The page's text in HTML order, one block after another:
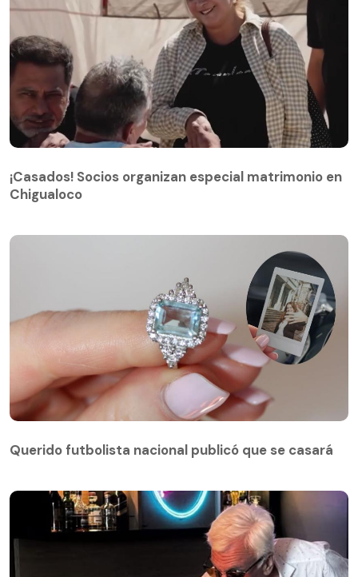
Chigualoco
¡Casados! Socios organizan especial matrimonio en
Chigualoco
Querido futbolista nacional publicó que se casará